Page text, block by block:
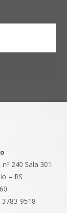
240 Sala 301
– RS
9518